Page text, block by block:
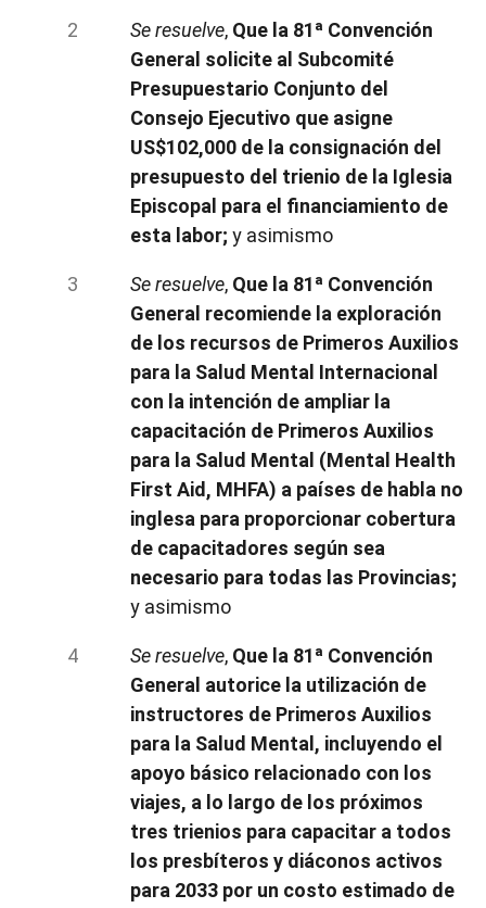
Se resuelve, Que la 81ª Convención
General solicite al Subcomité
Presupuestario Conjunto del
Consejo Ejecutivo que asigne
US$102,000 de la consignación del
presupuesto del trienio de la Iglesia
Episcopal para el financiamiento de
esta labor; y asimismo
Se resuelve, Que la 81ª Convención
General recomiende la exploración
de los recursos de Primeros Auxilios
para la Salud Mental Internacional
con la intención de ampliar la
capacitación de Primeros Auxilios
para la Salud Mental (Mental Health
First Aid, MHFA) a países de habla no
inglesa para proporcionar cobertura
de capacitadores según sea
necesario para todas las Provincias;
y asimismo
Se resuelve, Que la 81ª Convención
General autorice la utilización de
instructores de Primeros Auxilios
para la Salud Mental, incluyendo el
apoyo básico relacionado con los
viajes, a lo largo de los próximos
tres trienios para capacitar a todos
los presbíteros y diáconos activos
para 2033 por un costo estimado de